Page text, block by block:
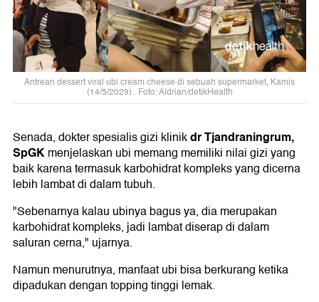
Antrean dessert viral ubi cream cheese di sebuah supermarket, Kamis
(14/5/2029).. Foto: Aldrian/detikHealth
Senada, dokter spesialis gizi klinikdr Tjandraningrum,
SpGKmenjelaskan ubi memang memiliki nilai gizi yang
baik karena termasuk karbohidrat kompleks yang dicerna
lebih lambat di dalam tubuh.
"Sebenarnya kalau ubinya bagus ya, dia merupakan
karbohidrat kompleks, jadi lambat diserap di dalam
saluran cerna," ujarnya.
Namun menurutnya, manfaat ubi bisa berkurang ketika
dipadukan dengan topping tinggi lemak.